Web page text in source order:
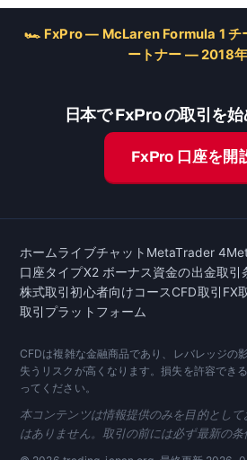
🏎 FxPro — McLaren Formula 1 チ
ートナー — 2018
日本で FxPro の取引を
FxPro 口座を開
ホームライブチャット MetaTrader 4
口座タイプX2 ボーナス資金の出金取引
株式取引初心者向けコースCFD取引 FX
取引プラットフォーム
CFDは複雑な金融商品であり、レバレッジの
失うリスクが高くなります。損失を許容でき
ってください。
本コンテンツは情報提供のみを目的とし
はありません。取引の前には必ず最新の条